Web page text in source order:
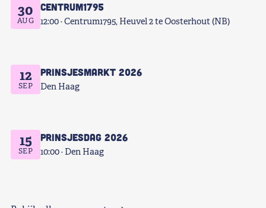
30
AUG
Centrum1795
12:00 Centrum1795, Heuvel 2 te Oosterhout (NB)
12
SEP
Prinsjesmarkt 2026
Den Haag
15
SEP
Prinsjesdag 2026
10:00 Den Haag